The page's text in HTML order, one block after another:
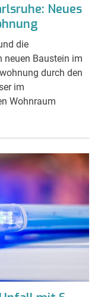
Neues
die
neuen Baustein im
durch den
im
Wohnraum